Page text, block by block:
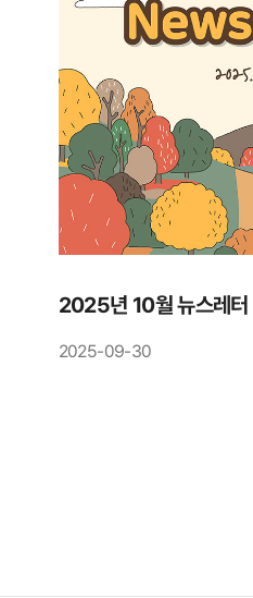
2025년 10월 뉴스레
2025-09-30